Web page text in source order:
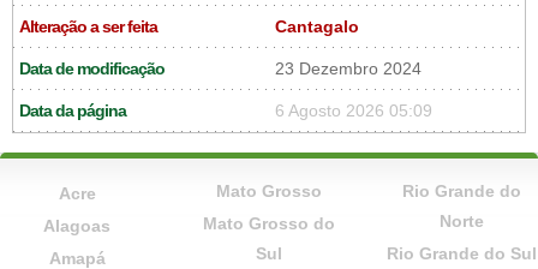
Alteração a ser feita Cantagalo
Data de modificação 23 Dezembro 2024
Data da página 6 Agosto 2026 05:09
Acre
Alagoas
Amapá
Mato Grosso
Mato Grosso do
Sul
Rio Grande do
Norte
Rio Grande do Sul